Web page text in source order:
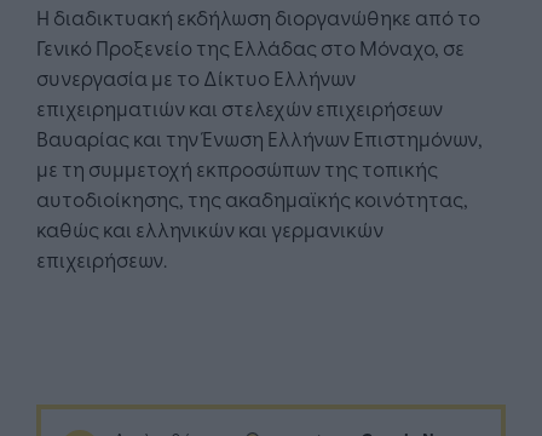
Η διαδικτυακή εκδήλωση διοργανώθηκε από το
Γενικό Προξενείο της Ελλάδας στο Μόναχο, σε
συνεργασία με το Δίκτυο Ελλήνων
επιχειρηματιών και στελεχών επιχειρήσεων
Βαυαρίας και την Ένωση Ελλήνων Επιστημόνων,
με τη συμμετοχή εκπροσώπων της τοπικής
αυτοδιοίκησης, της ακαδημαϊκής κοινότητας,
καθώς και ελληνικών και γερμανικών
επιχειρήσεων.